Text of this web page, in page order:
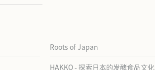
Roots of Japan
HAKKO - 探索日本的发酵食品文化